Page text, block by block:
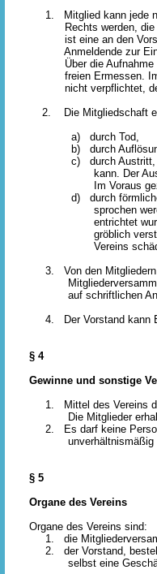
1. Mitglied kann jede
Rechts werden, die an
ist eine an den
Anmeldende zur
Über die Aufnahme
freien Ermessen. Im
nicht verpflichtet, dem
2. Die Mitgliedschaft
a) durch Tod,
b) durch Auflösung im
c) durch Austritt, der
kann. Der Austritt
Im Voraus gezahlte
d) durch förmliche
sprochen werden
entrichtet wurde oder
gröblich verstoßen
Vereins
3. Von den Mitgliedern
auf schriftlichen
4. Der Vorstand kann
§ 4
Gewinne und sonstige
1. Mittel des Vereins
Die Mitglieder erhalten
2. Es darf keine Person
unverhältnismäßig
§ 5
Organe des Vereins
Organe des Vereins sind:
1. die
2. der Vorstand,
selbst eine